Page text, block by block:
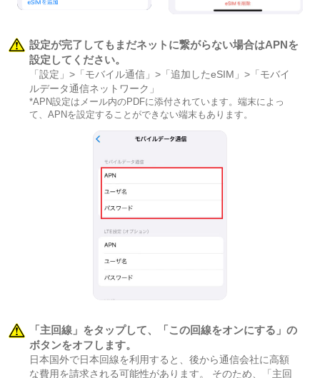
設定が完了してもまだネットに繋がらない場合はAPNを
設定してください。
「設定」>「モバイル通信」>「追加したeSIM」>「モバイ
ルデータ通信ネットワーク」
*APN設定はメール内のPDFに添付されています。端末によっ
て、APNを設定することができない端末もあります。
「主回線」をタップして、「この回線をオンにする」の
ボタンをオフします。
日本国外で日本回線を利用すると、後から通信会社に高額
な費用を請求される可能性があります。 そのため、「主回